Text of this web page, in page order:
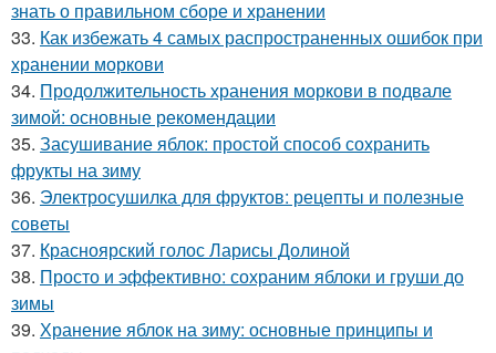
знать о правильном сборе и хранении
33. Как избежать 4 самых распространенных ошибок при
хранении моркови
34. Продолжительность хранения моркови в подвале
зимой: основные рекомендации
35. Засушивание яблок: простой способ сохранить
фрукты на зиму
36. Электросушилка для фруктов: рецепты и полезные
советы
37. Красноярский голос Ларисы Долиной
38. Просто и эффективно: сохраним яблоки и груши до
зимы
39. Хранение яблок на зиму: основные принципы и